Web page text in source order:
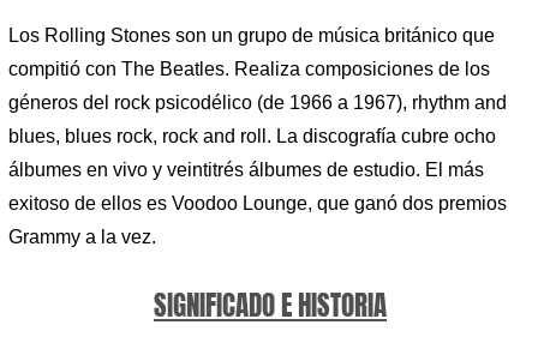
Los Rolling Stones son un grupo de música británico que
compitió con The Beatles. Realiza composiciones de los
géneros del rock psicodélico (de 1966 a 1967), rhythm and
blues, blues rock, rock and roll. La discografía cubre ocho
álbumes en vivo y veintitrés álbumes de estudio. El más
exitoso de ellos es Voodoo Lounge, que ganó dos premios
Grammy a la vez.
SIGNIFICADO E HISTORIA